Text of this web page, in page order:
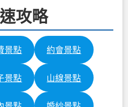
攻略
景點 約會景點
景點 山線景點